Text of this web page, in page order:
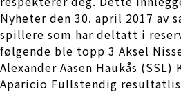
Nyheter den 30. april 2017 av
spillere som har deltatt i
følgende ble topp 3 Aksel
Alexander Aasen Haukås (SSL)
Aparicio Fullstendig